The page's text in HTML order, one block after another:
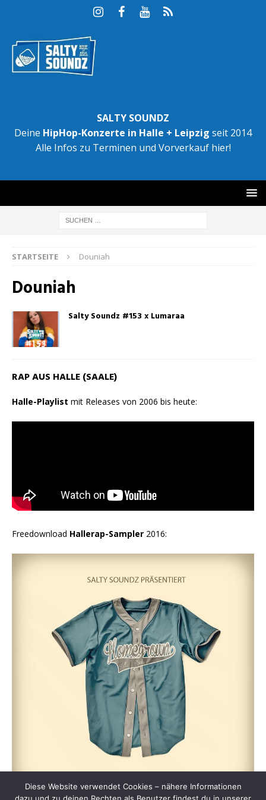
SALTY SOUNDZ
Deine HipHop-Konzerte in Halle + Leipzig seit 2014
Alle Infos zu Terminen und Vorverkauf hier!
STARTSEITE Douniah
Douniah
Salty Soundz #153 x Lumaraa
RAP AUS HALLE (SAALE)
Halle-Playlist mit Releases von 2006 bis heute:
Freedownload Hallerap-Sampler 2016:
Diese Website verwendet Cookies – nähere Informationen